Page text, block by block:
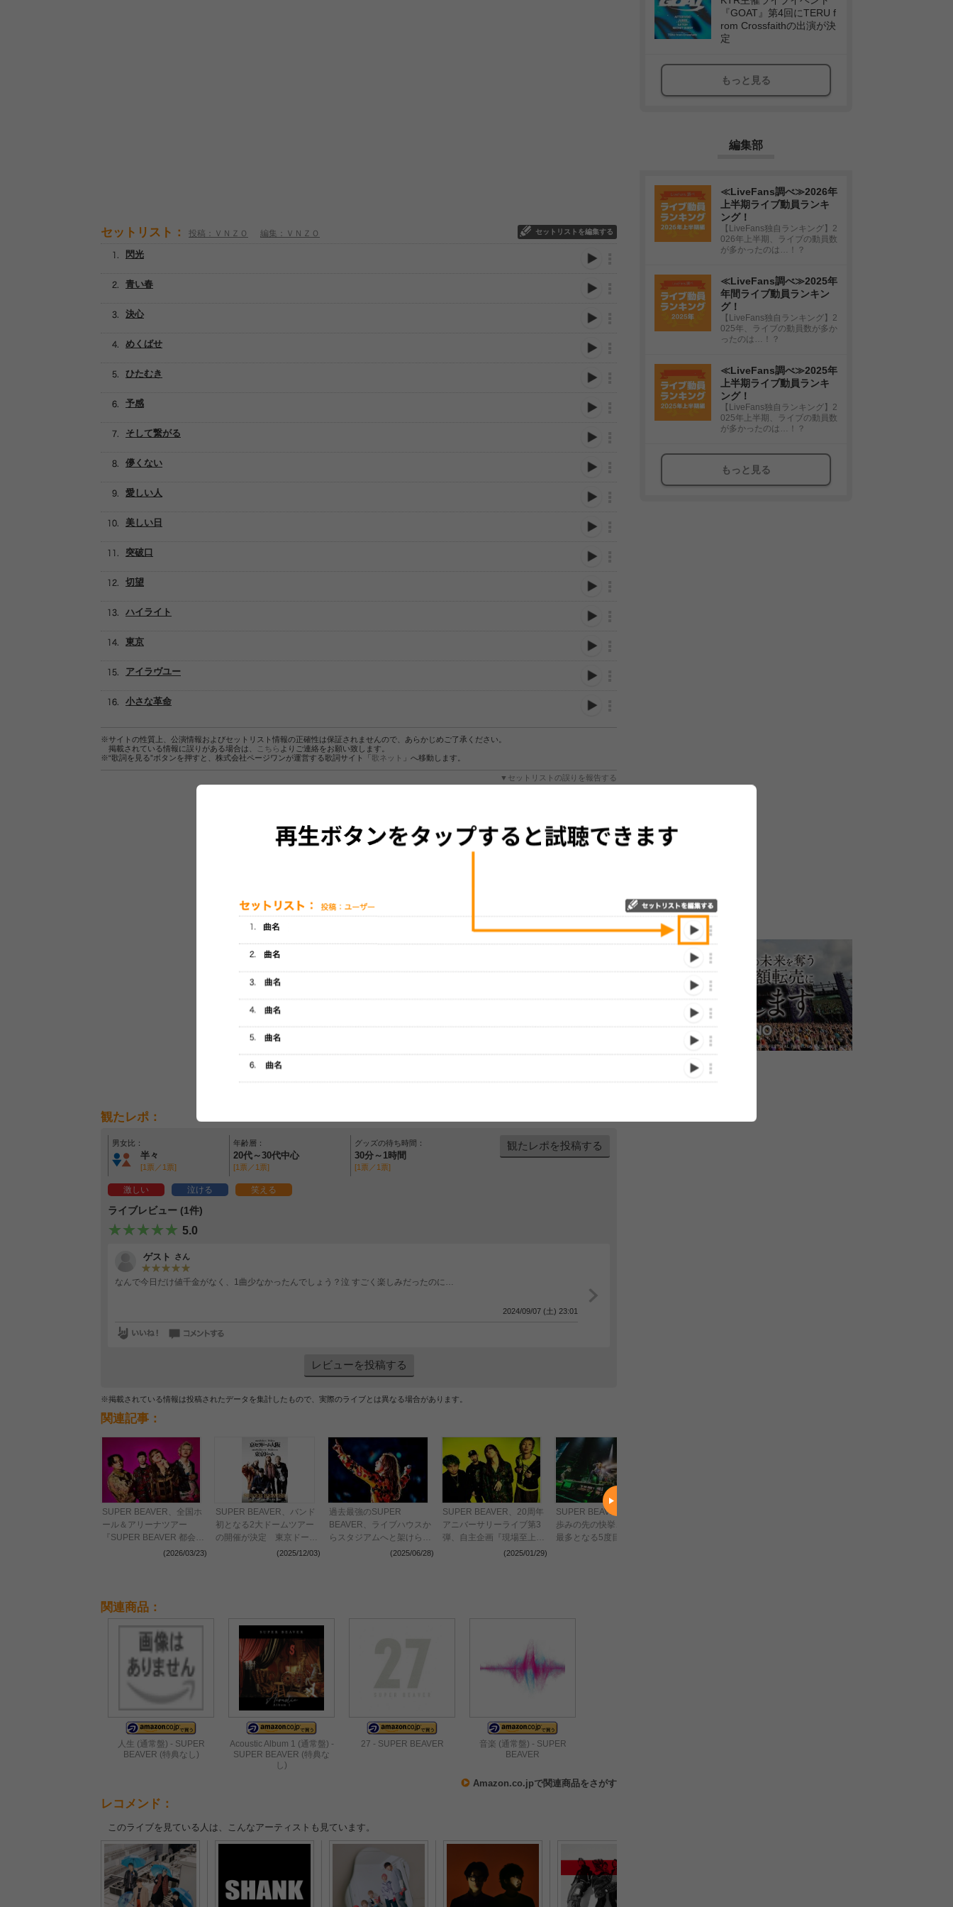
セットリスト： 投稿：ＶＮＺＯ 編集：ＶＮＺＯ セットリストを編集する
愛しい人
青い春
ひたむき
めくばせ
決心
儚くない
そして繋がる
予感
閃光
美しい日
突破口
切望
ハイライト
東京
アイラヴユー
小さな革命
※サイトの性質上、公演情報およびセットリスト情報の正確性は保証されませんので、あらかじめご了承ください。
掲載されている情報に誤りがある場合は、
こちら よりご連絡をお願い致します。
※“歌詞を見る”ボタンを押すと、株式会社ページワンが運営する歌詞サイト「歌ネット 」へ移動します。
▼セットリストの誤りを報告する
観たレポ：
男女比：
半々
[1票／1票]
年齢層：
20代～30代中心
[1票／1票]
グッズの待ち時間：
30分～1時間
[1票／1票]
観たレポを投稿する
激しい 泣ける 笑える
ライブレビュー (1件)
5.0
ゲスト さん
なんで今日だけ値千金がなく、1曲少なかったんでしょう？泣 すごく楽しみだったのに…
2024/09/07 (土) 23:01
レビューを投稿する
※掲載されている情報は投稿されたデータを集計したもので、実際のライブとは異なる場合があります。
関連記事：
SUPER BEAVER、全国ホ
ール＆アリーナツアー
『SUPER BEAVER 都会の
ラクダ TOUR 2026-2027
(2026/03/23)
SUPER BEAVER、バンド
初となる2大ドームツアー
の開催が決定 東京ドーム
＆京セラドーム大阪にて4
(2025/12/03)
過去最強のSUPER
BEAVER、ライブハウスか
らスタジアムへと架けられ
た20年という階段――「あ
(2025/06/28)
SUPER BEAVER、20周年
アニバーサリーライブ第3
弾、自主企画『現場至上主
義』をさいたまスーパーア
(2025/01/29)
SUPER BEAVER 実直な
歩みの先の快挙、2024年
最多となる5度目の日本武
関連商品：
人生 (通常盤) - SUPER
BEAVER (特典なし)
Acoustic Album 1 (通常盤) -
SUPER BEAVER (特典な
し)
27 - SUPER BEAVER
音楽 (通常盤) - SUPER
BEAVER
Amazon.co.jpで関連商品をさがす
レコメンド：
このライブを見ている人は、こんなアーティストも見ています。
『GOAT』第4回にTERU f
rom Crossfaithの出演が決
定
もっと見る
編集部
≪LiveFans調べ≫2026年
上半期ライブ動員ランキ
ング！
【LiveFans独自ランキング】2
026年上半期、ライブの動員数
が多かったのは…！？
≪LiveFans調べ≫2025年
年間ライブ動員ランキン
グ！
【LiveFans独自ランキング】2
025年、ライブの動員数が多か
ったのは…！？
≪LiveFans調べ≫2025年
上半期ライブ動員ランキ
ング！
【LiveFans独自ランキング】2
025年上半期、ライブの動員数
が多かったのは…！？
もっと見る